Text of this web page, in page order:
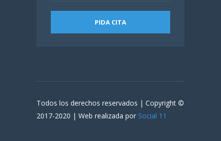
PIDA CITA
Todos los derechos reservados | Copyright ©
2017-2020 | Web realizada por Social 11